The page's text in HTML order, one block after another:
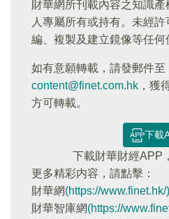
財華網所刊載內容之知識產
人專屬所有或持有。未經
編、複製及建立鏡像等任何
如有意願轉載，請發郵件至
content@finet.com.hk ，獲
方可轉載。
下載
下載財華財經APP
更多精彩内容，請點擊：
財華網(https://www.finet.hk/)
財華智庫網(https://